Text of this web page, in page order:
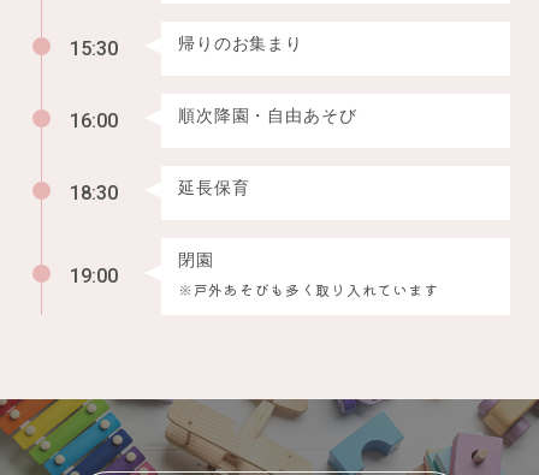
15:30 帰りのお集まり
16:00 順次降園・自由あそび
18:30 延長保育
19:00
閉園
※戸外あそびも多く取り入れています